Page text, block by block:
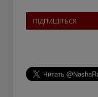
ПІДПИШІТЬСЯ